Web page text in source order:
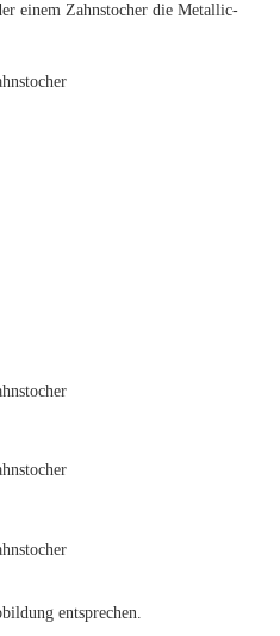
einem Zahnstocher die Metallic-
entsprechen.